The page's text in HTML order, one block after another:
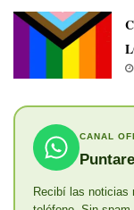
CANAL
Recibí las noticias